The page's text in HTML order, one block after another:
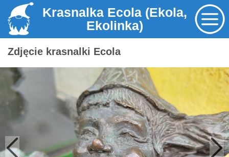
Krasnalka Ecola (Ekola,
Ekolinka)
Zdjęcie krasnalki Ecola